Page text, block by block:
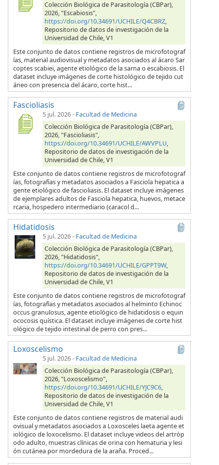
Colección Biológica de Parasitología (CBPar),
2026, "Escabiosis",
https://doi.org/10.34691/UCHILE/Q4CBRZ,
Repositorio de datos de investigación de la
Universidad de Chile, V1
Este conjunto de datos contiene registros de microfotograf
ías, material audiovisual y metadatos asociados al ácaro Sar
coptes scabiei, agente etiológico de la sarna o escabiosis. El
dataset incluye imágenes de corte histológico de tejido cut
áneo con presencia del ácaro, corte hist...
Fascioliasis
5 jul. 2026- Facultad de Medicina
Colección Biológica de Parasitología (CBPar),
2026, "Fascioliasis",
https://doi.org/10.34691/UCHILE/AWVPLU,
Repositorio de datos de investigación de la
Universidad de Chile, V1
Este conjunto de datos contiene registros de microfotograf
ías, fotografías y metadatos asociados a Fasciola hepatica a
gente etiológico de fascioliasis. El dataset incluye imágenes
de ejemplares adultos de Fasciola hepatica, huevos, metace
rcaria, hospedero intermediario (caracol d...
Hidatidosis
5 jul. 2026- Facultad de Medicina
Colección Biológica de Parasitología (CBPar),
2026, "Hidatidosis",
https://doi.org/10.34691/UCHILE/GPPT9W,
Repositorio de datos de investigación de la
Universidad de Chile, V1
Este conjunto de datos contiene registros de microfotograf
ías, fotografías y metadatos asociados al helminto Echinoc
occus granulosus, agente etiológico de hidatidosis o equin
ococosis quística. El dataset incluye imágenes de corte hist
ológico de tejido intestinal de perro con pres...
Loxoscelismo
5 jul. 2026- Facultad de Medicina
Colección Biológica de Parasitología (CBPar),
2026, "Loxoscelismo",
https://doi.org/10.34691/UCHILE/YJC9C6,
Repositorio de datos de investigación de la
Universidad de Chile, V1
Este conjunto de datos contiene registros de material audi
ovisual y metadatos asociados a Loxosceles laeta agente et
iológico de loxocelismo. El dataset incluye videos del artróp
odo adulto, muestras clínicas de orina con hematuria y lesi
ón cutánea por mordedura de la araña. Proced...